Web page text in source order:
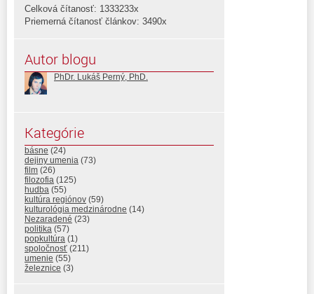
Celková čítanosť: 1333233x
Priemerná čítanosť článkov: 3490x
Autor blogu
PhDr. Lukáš Perný, PhD.
Kategórie
básne (24)
dejiny umenia (73)
film (26)
filozofia (125)
hudba (55)
kultúra regiónov (59)
kulturológia medzinárodne (14)
Nezaradené (23)
politika (57)
popkultúra (1)
spoločnosť (211)
umenie (55)
železnice (3)